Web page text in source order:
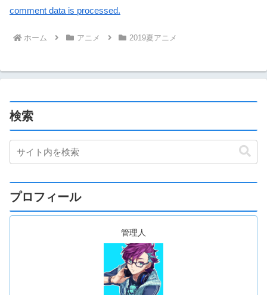
comment data is processed.
ホーム アニメ 2019夏アニメ
検索
プロフィール
管理人